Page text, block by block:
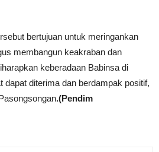
bertujuan untuk meringankan
membangun keakraban dan
keberadaan Babinsa di
dapat diterima dan berdampak positif,
.(Pendim